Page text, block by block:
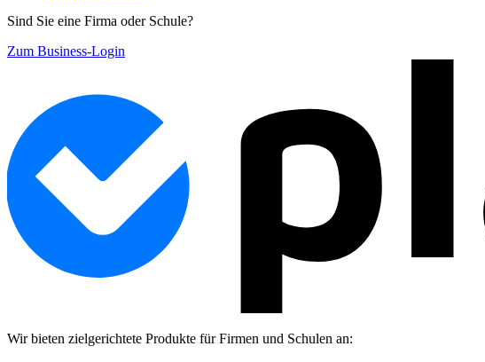
Sind Sie eine Firma oder Schule?
Zum Business-Login
Wir bieten zielgerichtete Produkte für Firmen und Schulen an: